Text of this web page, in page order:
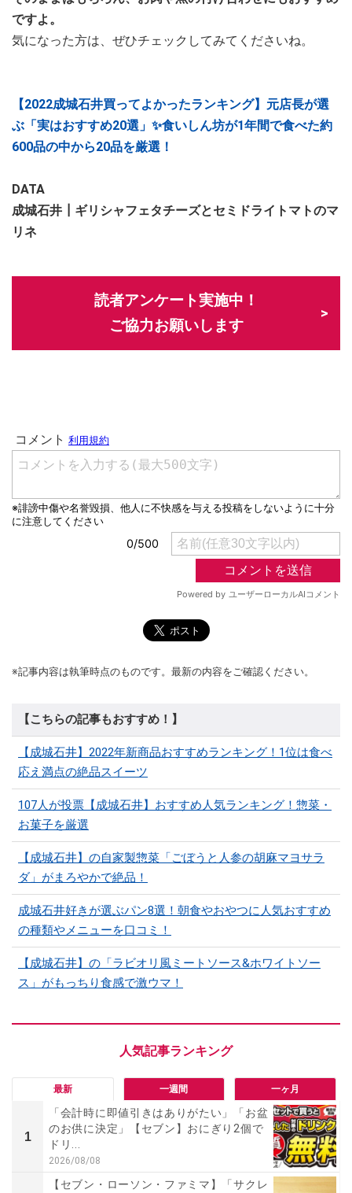
ですよ。
気になった方は、ぜひチェックしてみてくださいね。
【2022成城石井買ってよかったランキング】元店長が選
ぶ「実はおすすめ20選」✨食いしん坊が1年間で食べた約
600品の中から20品を厳選！
DATA
成城石井┃ギリシャフェタチーズとセミドライトマトのマ
リネ
読者アンケート実施中！
ご協力お願いします
※記事内容は執筆時点のものです。最新の内容をご確認ください。
【こちらの記事もおすすめ！】
【成城石井】2022年新商品おすすめランキング！1位は食べ
応え満点の絶品スイーツ
107人が投票【成城石井】おすすめ人気ランキング！惣菜・
お菓子を厳選
【成城石井】の自家製惣菜「ごぼうと人参の胡麻マヨサラ
ダ」がまろやかで絶品！
成城石井好きが選ぶパン8選！朝食やおやつに人気おすすめ
の種類やメニューを口コミ！
【成城石井】の「ラビオリ風ミートソース&ホワイトソー
ス」がもっちり食感で激ウマ！
最新 一週間 一ヶ月
1
「会計時に即値引きはありがたい」「お盆
のお供に決定」【セブン】おにぎり2個で
ドリ...
2026/08/08
【セブン・ローソン・ファミマ】「サクレ